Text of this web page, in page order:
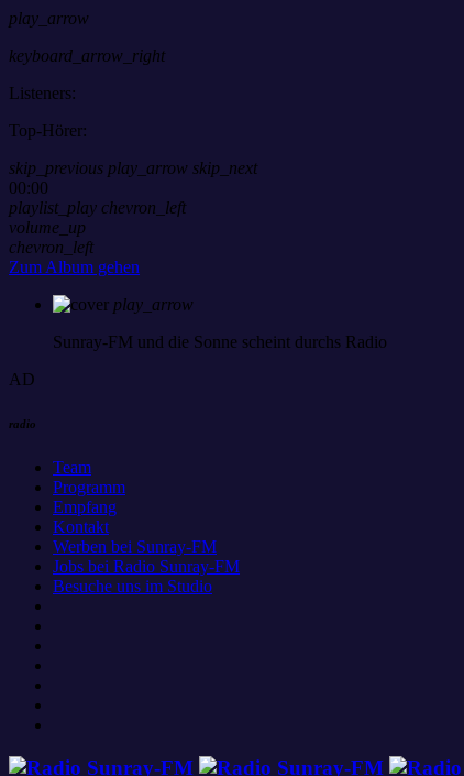
play_arrow
keyboard_arrow_right
Listeners:
Top-Hörer:
skip_previous play_arrow skip_next
00:00
playlist_play chevron_left
volume_up
chevron_left
Zum Album gehen
play_arrow
Sunray-FM und die Sonne scheint durchs Radio
AD
radio
Team
Programm
Empfang
Kontakt
Werben bei Sunray-FM
Jobs bei Radio Sunray-FM
Besuche uns im Studio